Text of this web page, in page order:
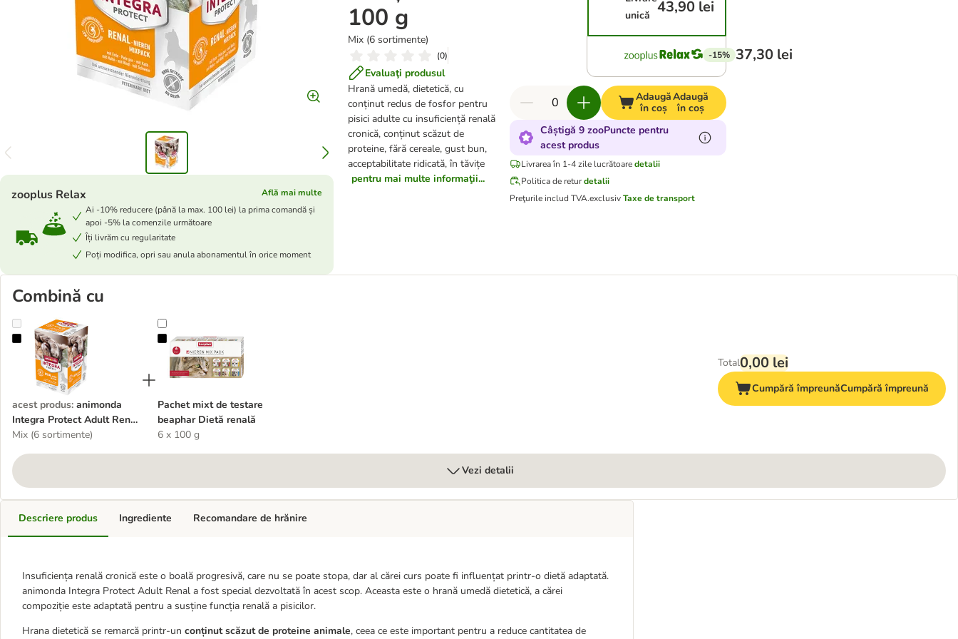
100 g
Mix (6 sortimente)
(0)
Evaluaţi produsul
Hrană umedă, dietetică, cu
conținut redus de fosfor pentru
pisici adulte cu insuficiență renală
cronică, conținut scăzut de
proteine, fără cereale, gust bun,
acceptabilitate ridicată, în tăvițe
pentru mai multe informaţii...
zooplus Relax
Află mai multe
Ai -10% reducere (până la max. 100 lei) la prima comandă și
apoi -5% la comenzile următoare
Îți livrăm cu regularitate
Poți modifica, opri sau anula abonamentul în orice moment
unică 43,90 lei
-15% 37,30 lei
Adaugă
în coș
Adaugă
în coș
Câștigă 9 zooPuncte pentru
acest produs
Livrarea în 1-4 zile lucrătoare detalii
Politica de retur detalii
Preţurile includ TVA.exclusivTaxe de transport
Combină cu
animonda Integra Protect Adult Renal Tăviță 6 x 100 g
acest produs: animonda
Integra Protect Adult Renal
Tăviță 6 x 100 g
Mix (6 sortimente)
Pachet mixt de testare beaphar Dietă renală
Pachet mixt de testare
beaphar Dietă renală
6 x 100 g
Total0,00 lei
Cumpără împreunăCumpără împreună
Vezi detalii
Descriere produs
Insuficiența renală cronică este o boală progresivă, care nu se poate stopa, dar al cărei curs poate fi influențat printr-o dietă adaptată.
animonda Integra Protect Adult Renal a fost special dezvoltată în acest scop. Aceasta este o hrană umedă dietetică, a cărei
compoziție este adaptată pentru a susține funcția renală a pisicilor.
Hrana dietetică se remarcă printr-un conținut scăzut de proteine animale, ceea ce este important pentru a reduce cantitatea de
Ingrediente Recomandare de hrănire